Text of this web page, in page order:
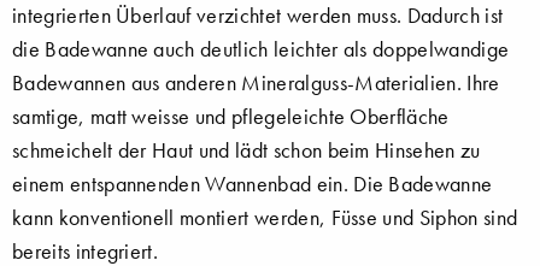
integrierten Überlauf verzichtet werden muss. Dadurch ist
die Badewanne auch deutlich leichter als doppelwandige
Badewannen aus anderen Mineralguss-Materialien. Ihre
samtige, matt weisse und pflegeleichte Oberfläche
schmeichelt der Haut und lädt schon beim Hinsehen zu
einem entspannenden Wannenbad ein. Die Badewanne
kann konventionell montiert werden, Füsse und Siphon sind
bereits integriert.